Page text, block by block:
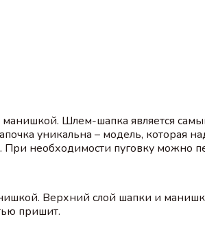
Шлем-шапка является
уникальна – модель, которая
При необходимости пуговку можно
Верхний слой шапки и
пришит.